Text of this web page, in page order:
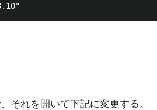
それを開いて下記に変更する。